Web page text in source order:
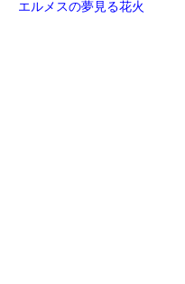
エルメスの夢見る花火